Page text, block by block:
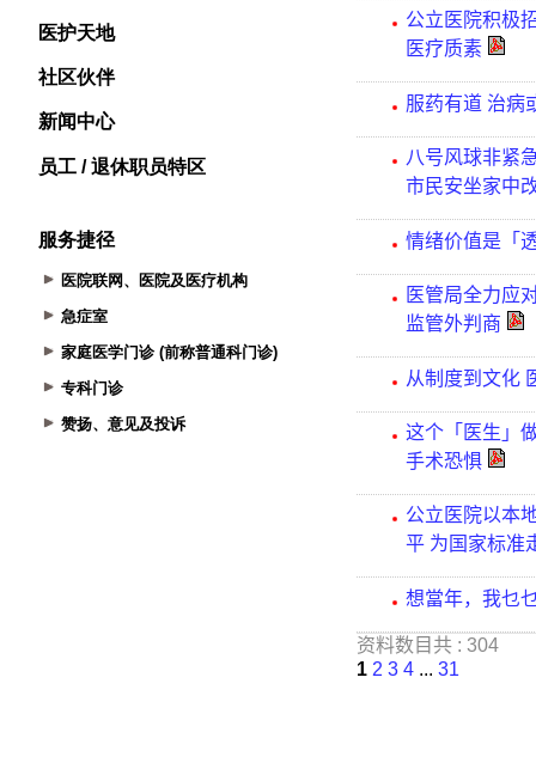
医护天地
社区伙伴
新闻中心
员工 / 退休职员特区
服务捷径
医院联网、医院及医疗机构
急症室
家庭医学门诊 (前称普通科门诊)
专科门诊
赞扬、意见及投诉